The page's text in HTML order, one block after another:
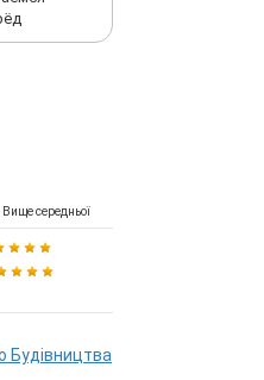
Вище середньої
Будівництва